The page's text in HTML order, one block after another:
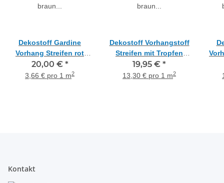
Dekostoff Gardine
Vorhang Streifen rot
beige braun blickdicht,
Reststück 3,65 m
20,00 € *
3,66 € pro 1 m2
Dekostoff Vorhangstoff
Streifen mit Tropfen
beige braun
teiltransparent,
19,95 € *
13,30 € pro 1 m2
Kontakt